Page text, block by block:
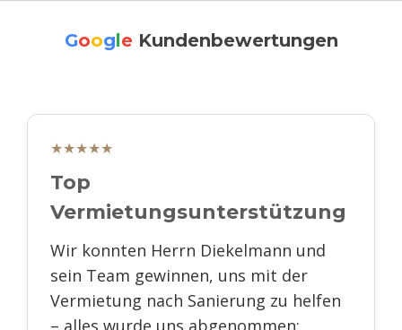
Goog e Kundenbewertungen
★★★★★
Top
Vermietungsunterstützung
Wir konnten Herrn Diekelmann und
sein Team gewinnen, uns mit der
Vermietung nach Sanierung zu helfen